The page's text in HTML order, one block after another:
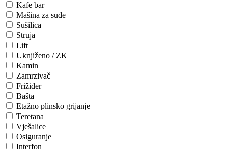
Kafe bar
Mašina za suđe
Sušilica
Struja
Lift
Uknjiženo / ZK
Kamin
Zamrzivač
Frižider
Bašta
Etažno plinsko grijanje
Teretana
Vješalice
Osiguranje
Interfon